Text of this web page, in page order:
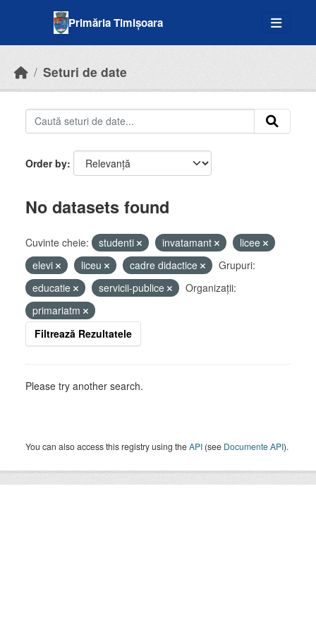
Primăria Timișoara
Seturi de date
Order by
No datasets found
Cuvinte cheie: studenti invatamant
licee
elevi
liceu cadre didactice
Grupuri:
educatie
servicii-publice
Organizații:
primariatm
Filtrează Rezultatele
Please try another search.
You can also access this registry using theAPI (see Documente API).